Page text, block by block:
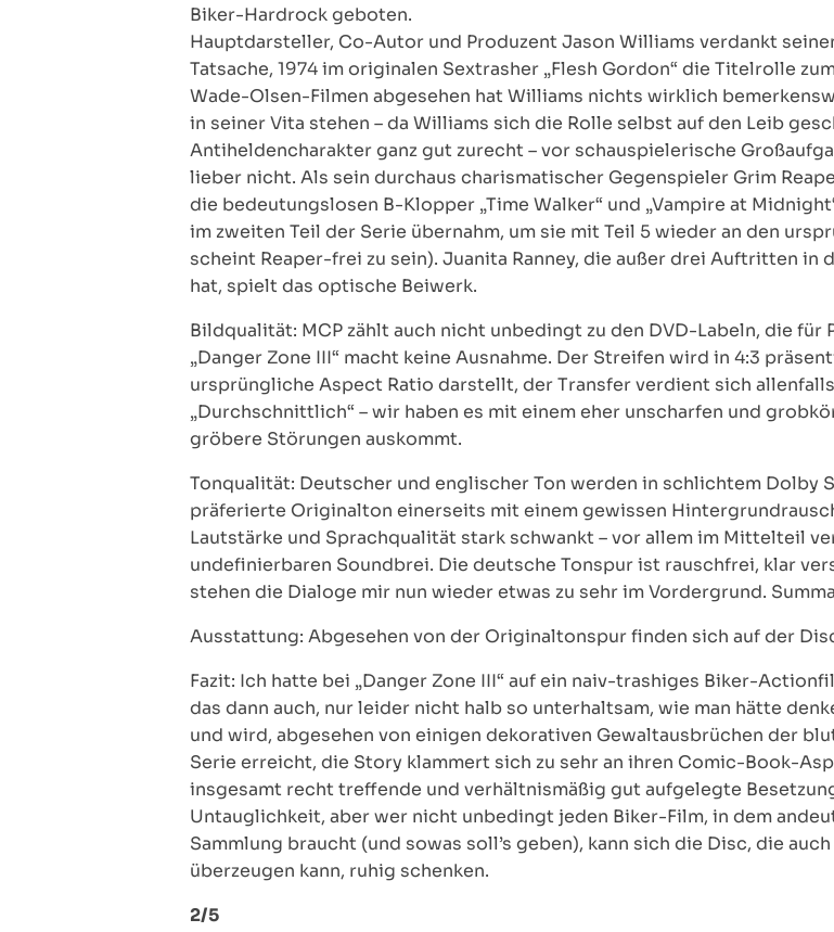
Biker-Hardrock geboten.
Hauptdarsteller, Co-Autor und Produzent Jason Williams verdankt
Tatsache, 1974 im originalen Sextrasher „Flesh Gordon“ die Titelrolle
Wade-Olsen-Filmen abgesehen hat Williams nichts wirklich
in seiner Vita stehen – da Williams sich die Rolle selbst auf den Leib
Antiheldencharakter ganz gut zurecht – vor schauspielerische
lieber nicht. Als sein durchaus charismatischer Gegenspieler Grim
die bedeutungslosen B-Klopper „Time Walker“ und „Vampire at
im zweiten Teil der Serie übernahm, um sie mit Teil 5 wieder an den
scheint Reaper-frei zu sein). Juanita Ranney, die außer drei Auftritten in
hat, spielt das optische Beiwerk.
Bildqualität: MCP zählt auch nicht unbedingt zu den DVD-Labeln, die
„Danger Zone III“ macht keine Ausnahme. Der Streifen wird in 4:3
ursprüngliche Aspect Ratio darstellt, der Transfer verdient sich
„Durchschnittlich“ – wir haben es mit einem eher unscharfen und
gröbere Störungen auskommt.
Tonqualität: Deutscher und englischer Ton werden in schlichtem Dolby
präferierte Originalton einerseits mit einem gewissen
Lautstärke und Sprachqualität stark schwankt – vor allem im Mittelteil
undefinierbaren Soundbrei. Die deutsche Tonspur ist rauschfrei, klar
stehen die Dialoge mir nun wieder etwas zu sehr im Vordergrund.
Ausstattung: Abgesehen von der Originaltonspur finden sich auf der
Fazit: Ich hatte bei „Danger Zone III“ auf ein naiv-trashiges Biker-
das dann auch, nur leider nicht halb so unterhaltsam, wie man hätte
und wird, abgesehen von einigen dekorativen Gewaltausbrüchen der
Serie erreicht, die Story klammert sich zu sehr an ihren Comic-Book-
insgesamt recht treffende und verhältnismäßig gut aufgelegte
Untauglichkeit, aber wer nicht unbedingt jeden Biker-Film, in dem
Sammlung braucht (und sowas soll’s geben), kann sich die Disc, die
überzeugen kann, ruhig schenken.
2/5